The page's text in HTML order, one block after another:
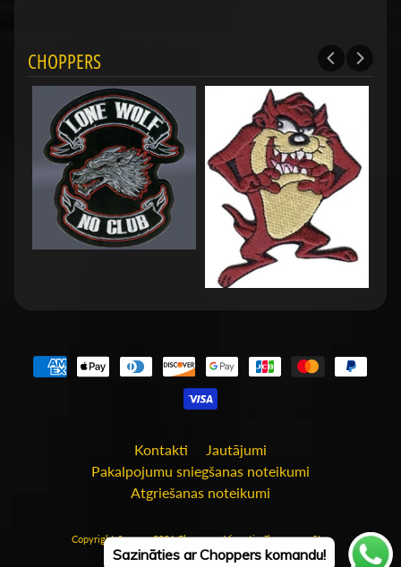
CHOPPERS
Kontakti
Jautājumi
Pakalpojumu sniegšanas noteikumi
Atgriešanas noteikumi
Copyright & copy; 2026Choppers. Visas tiesības rezervētas
Site by Rawsterne
Sazināties ar Choppers komandu!